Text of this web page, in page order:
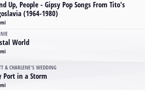
Up, People - Gipsy Pop Songs From Tito's
(1964-1980)
World
& CHARLENE'S WEDDING
Port in a Storm